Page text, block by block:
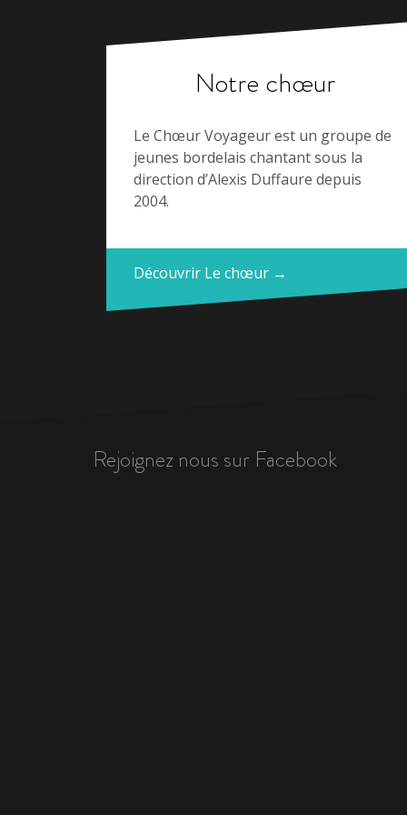
Notre chœur
Le Chœur Voyageur est un groupe de
jeunes bordelais chantant sous la
direction d’Alexis Duffaure depuis
2004.
Découvrir Le chœur →
Rejoignez nous sur Facebook